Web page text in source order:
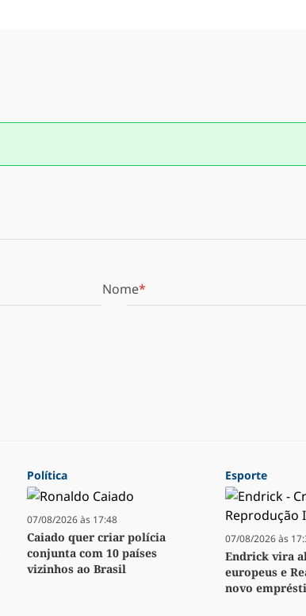
Nome
Política
07/08/2026 às 17:48
Caiado quer criar polícia
conjunta com 10 países
vizinhos ao Brasil
Esporte
07/08/2026 às
Endrick vira
europeus e
novo